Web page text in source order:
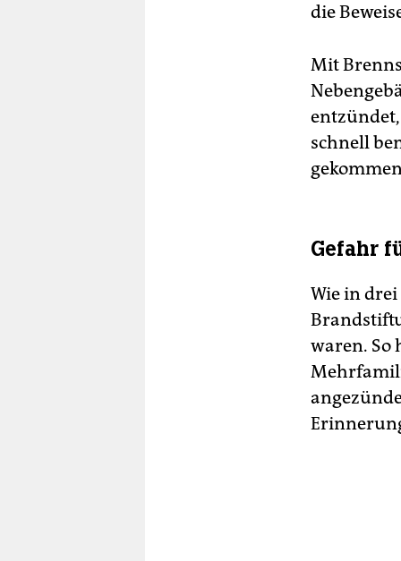
die
Mit
schnell
Gefahr
Wie in
waren. So